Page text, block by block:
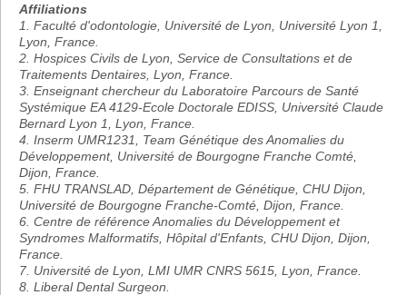
Affiliations
1. Faculté d'odontologie, Université de Lyon, Université Lyon 1,
Lyon, France.
2. Hospices Civils de Lyon, Service de Consultations et de
Traitements Dentaires, Lyon, France.
3. Enseignant chercheur du Laboratoire Parcours de Santé
Systémique EA 4129-Ecole Doctorale EDISS, Université Claude
Bernard Lyon 1, Lyon, France.
4. Inserm UMR1231, Team Génétique des Anomalies du
Développement, Université de Bourgogne Franche Comté,
Dijon, France.
5. FHU TRANSLAD, Département de Génétique, CHU Dijon,
Université de Bourgogne Franche-Comté, Dijon, France.
6. Centre de référence Anomalies du Développement et
Syndromes Malformatifs, Hôpital d'Enfants, CHU Dijon, Dijon,
France.
7. Université de Lyon, LMI UMR CNRS 5615, Lyon, France.
8. Liberal Dental Surgeon.